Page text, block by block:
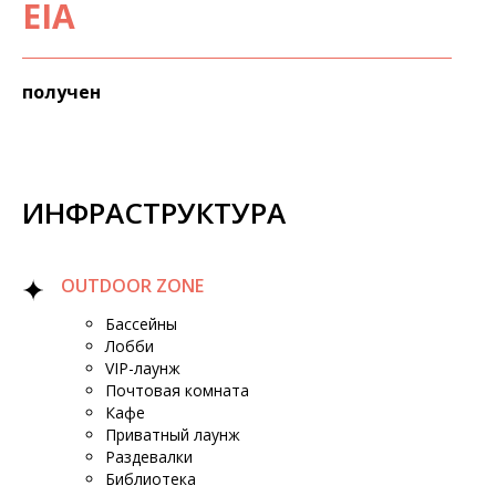
EIA
получен
ИНФРАСТРУКТУРА
OUTDOOR ZONE
Бассейны
Лобби
VIP-лаунж
Почтовая комната
Кафе
Приватный лаунж
Раздевалки
Библиотека